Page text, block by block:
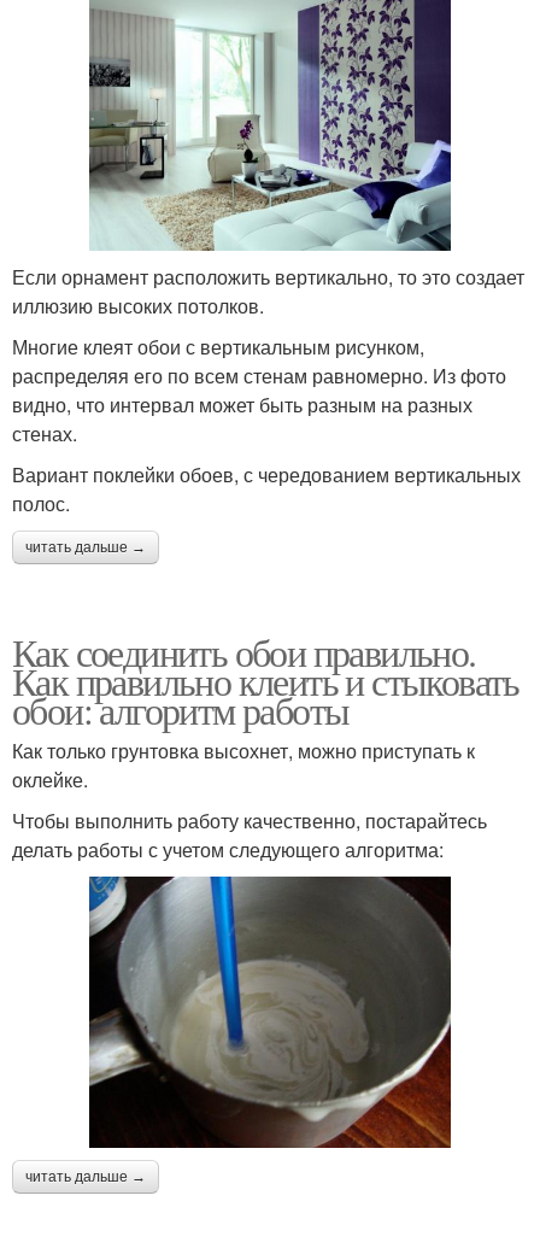
Если орнамент расположить вертикально, то это создает
иллюзию высоких потолков.
Многие клеят обои с вертикальным рисунком,
распределяя его по всем стенам равномерно. Из фото
видно, что интервал может быть разным на разных
стенах.
Вариант поклейки обоев, с чередованием вертикальных
полос.
читать дальше →
Как соединить обои правильно.
Как правильно клеить и стыковать
обои: алгоритм работы
Как только грунтовка высохнет, можно приступать к
оклейке.
Чтобы выполнить работу качественно, постарайтесь
делать работы с учетом следующего алгоритма:
читать дальше →